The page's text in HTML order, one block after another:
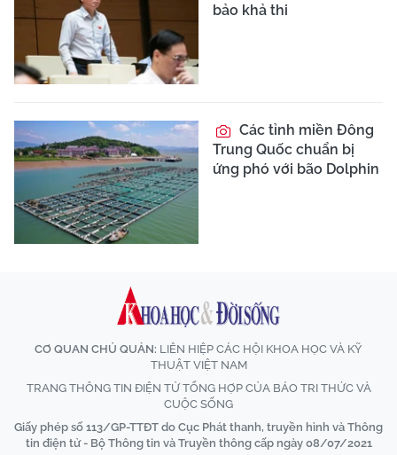
bảo khả thi
Các tỉnh miền Đông
Trung Quốc chuẩn bị
ứng phó với bão Dolphin
CƠ QUAN CHỦ QUẢN: LIÊN HIỆP CÁC HỘI KHOA HỌC VÀ KỸ
THUẬT VIỆT NAM
TRANG THÔNG TIN ĐIỆN TỬ TỔNG HỢP CỦA BÁO TRI THỨC VÀ
CUỘC SỐNG
Giấy phép số 113/GP-TTĐT do Cục Phát thanh, truyền hình và Thông
tin điện tử - Bộ Thông tin và Truyền thông cấp ngày 08/07/2021